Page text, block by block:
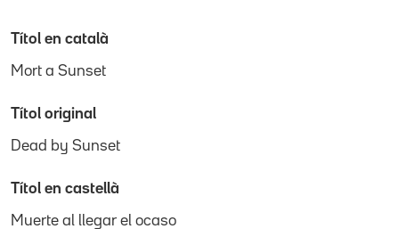
Títol en català
Mort a Sunset
Títol original
Dead by Sunset
Títol en castellà
Muerte al llegar el ocaso